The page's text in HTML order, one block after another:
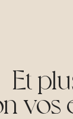
Et
vos